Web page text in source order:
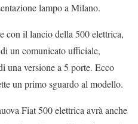
lampo a Milano.
con il lancio della 500 elettrica,
un comunicato ufficiale,
una versione a 5 porte. Ecco
un primo sguardo al modello.
Fiat 500 elettrica avrà anche